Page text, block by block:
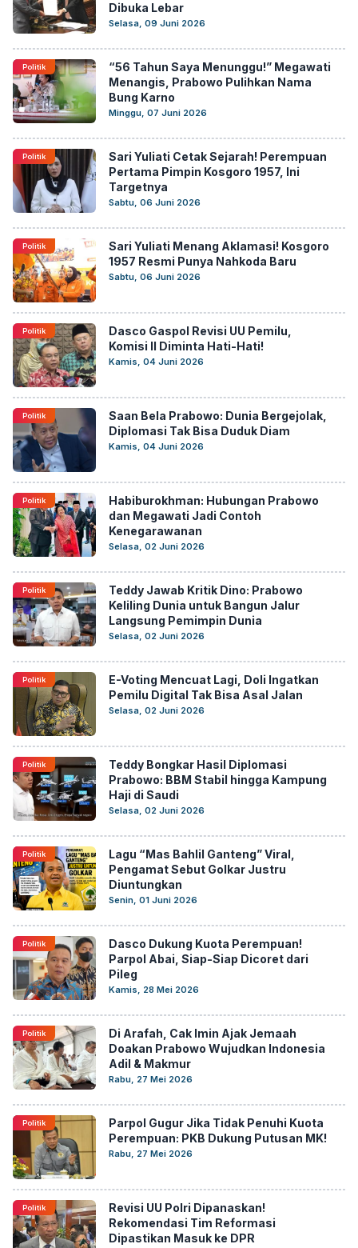
Dibuka Lebar
Selasa, 09 Juni 2026
Politik
“56 Tahun Saya Menunggu!” Megawati
Menangis, Prabowo Pulihkan Nama
Bung Karno
Minggu, 07 Juni 2026
Politik
Sari Yuliati Cetak Sejarah! Perempuan
Pertama Pimpin Kosgoro 1957, Ini
Targetnya
Sabtu, 06 Juni 2026
Politik
Sari Yuliati Menang Aklamasi! Kosgoro
1957 Resmi Punya Nahkoda Baru
Sabtu, 06 Juni 2026
Politik
Dasco Gaspol Revisi UU Pemilu,
Komisi II Diminta Hati-Hati!
Kamis, 04 Juni 2026
Politik
Saan Bela Prabowo: Dunia Bergejolak,
Diplomasi Tak Bisa Duduk Diam
Kamis, 04 Juni 2026
Politik
Habiburokhman: Hubungan Prabowo
dan Megawati Jadi Contoh
Kenegarawanan
Selasa, 02 Juni 2026
Politik
Teddy Jawab Kritik Dino: Prabowo
Keliling Dunia untuk Bangun Jalur
Langsung Pemimpin Dunia
Selasa, 02 Juni 2026
Politik
E-Voting Mencuat Lagi, Doli Ingatkan
Pemilu Digital Tak Bisa Asal Jalan
Selasa, 02 Juni 2026
Politik
Teddy Bongkar Hasil Diplomasi
Prabowo: BBM Stabil hingga Kampung
Haji di Saudi
Selasa, 02 Juni 2026
Politik
Lagu “Mas Bahlil Ganteng” Viral,
Pengamat Sebut Golkar Justru
Diuntungkan
Senin, 01 Juni 2026
Politik
Dasco Dukung Kuota Perempuan!
Parpol Abai, Siap-Siap Dicoret dari
Pileg
Kamis, 28 Mei 2026
Politik
Di Arafah, Cak Imin Ajak Jemaah
Doakan Prabowo Wujudkan Indonesia
Adil & Makmur
Rabu, 27 Mei 2026
Politik
Parpol Gugur Jika Tidak Penuhi Kuota
Perempuan: PKB Dukung Putusan MK!
Rabu, 27 Mei 2026
Politik
Revisi UU Polri Dipanaskan!
Rekomendasi Tim Reformasi
Dipastikan Masuk ke DPR